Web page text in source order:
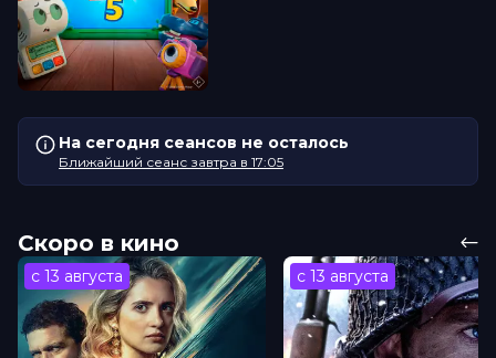
На сегодня сеансов не осталось
Ближайший сеанс завтра в 17:05
Скоро в кино
с 13 августа с 13 августа